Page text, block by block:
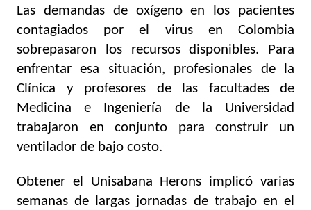
Las demandas de oxígeno en los pacientes
contagiados por el virus en Colombia
sobrepasaron los recursos disponibles. Para
enfrentar esa situación, profesionales de la
Clínica y profesores de las facultades de
Medicina e Ingeniería de la Universidad
trabajaron en conjunto para construir un
ventilador de bajo costo.
Obtener el Unisabana Herons implicó varias
semanas de largas jornadas de trabajo en el